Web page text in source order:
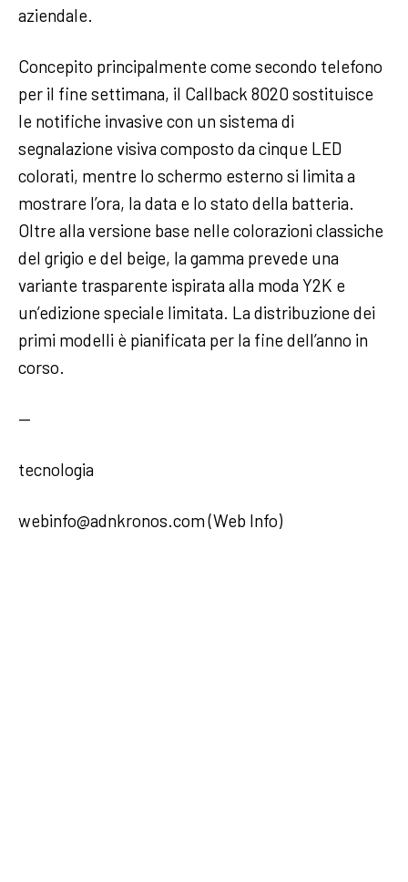
aziendale.
Concepito principalmente come secondo telefono
per il fine settimana, il Callback 8020 sostituisce
le notifiche invasive con un sistema di
segnalazione visiva composto da cinque LED
colorati, mentre lo schermo esterno si limita a
mostrare l’ora, la data e lo stato della batteria.
Oltre alla versione base nelle colorazioni classiche
del grigio e del beige, la gamma prevede una
variante trasparente ispirata alla moda Y2K e
un’edizione speciale limitata. La distribuzione dei
primi modelli è pianificata per la fine dell’anno in
corso.
—
tecnologia
webinfo@adnkronos.com (Web Info)